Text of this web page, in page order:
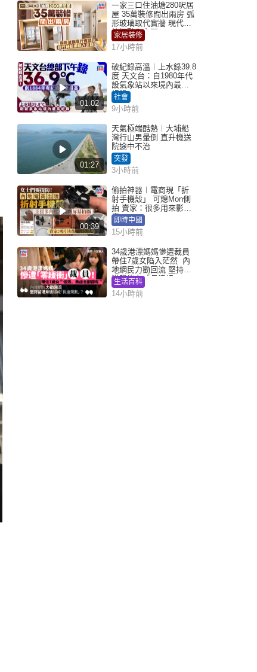
一家三口住油塘280呎居
屋 35萬裝修間出兩房 弧
形玻璃取代實牆 現代神
枱櫃融入玄關
家居裝修
17小時前
01:02
破紀錄高溫︱上水錄39.8
度 天文台：自1980年代
設氣象站以來境內最高
紀錄
社會
9小時前
01:27
天氣極端酷熱︱大埔船
灣行山男暈倒 直升機送
院途中不治
突發
3小時前
00:39
偷拍神器︱電商現「折
射手機殼」 可熄Mon側
拍 賣家：很多用來影裙
底即時中國
15小時前
34歲港漂媽媽慘遭裁員
帶住7歲女陷入茫然 內
地網民力勸回流 堅持留
港背後有「長遠規
劃」？
生活百科
14小時前